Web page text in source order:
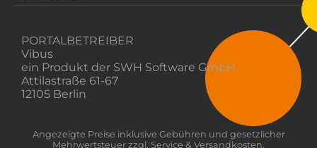
PORTALBETREIBER
Vibus
ein Produkt der SWH Software GmbH
Attilastraße 61-67
12105 Berlin
Angezeigte Preise inklusive Gebühren und gesetzlicher
Mehrwertsteuer zzgl. Service & Versandkosten.